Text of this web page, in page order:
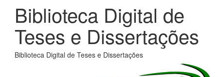
Biblioteca Digital de
Teses e Dissertações
Biblioteca Digital de Teses e Dissertações